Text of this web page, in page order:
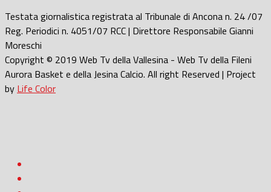
Testata giornalistica registrata al Tribunale di Ancona n. 24 /07
Reg. Periodici n. 4051/07 RCC | Direttore Responsabile Gianni
Moreschi
Copyright © 2019 Web Tv della Vallesina - Web Tv della Fileni
Aurora Basket e della Jesina Calcio. All right Reserved | Project
by Life Color